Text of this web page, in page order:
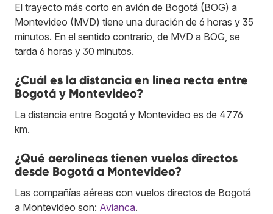
El trayecto más corto en avión de Bogotá (BOG) a
Montevideo (MVD) tiene una duración de 6 horas y 35
minutos. En el sentido contrario, de MVD a BOG, se
tarda 6 horas y 30 minutos.
¿Cuál es la distancia en línea recta entre
Bogotá y Montevideo?
La distancia entre Bogotá y Montevideo es de 4776
km.
¿Qué aerolíneas tienen vuelos directos
desde Bogotá a Montevideo?
Las compañías aéreas con vuelos directos de Bogotá
a Montevideo son: Avianca.